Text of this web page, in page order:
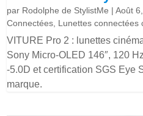
par Rodolphe de StylistMe |Août
Connectées, Lunettes connectées
VITURE Pro 2 : lunettes
Sony Micro-OLED 146″, 120
-5.0D et certification SGS Eye
marque.